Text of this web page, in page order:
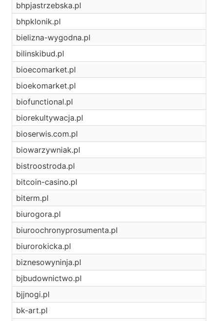
bhpjastrzebska.pl
bhpklonik.pl
bielizna-wygodna.pl
bilinskibud.pl
bioecomarket.pl
bioekomarket.pl
biofunctional.pl
biorekultywacja.pl
bioserwis.com.pl
biowarzywniak.pl
bistroostroda.pl
bitcoin-casino.pl
biterm.pl
biurogora.pl
biuroochronyprosumenta.pl
biurorokicka.pl
biznesowyninja.pl
bjbudownictwo.pl
bjjnogi.pl
bk-art.pl